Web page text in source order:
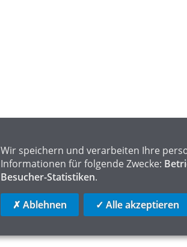
IMPRESSUM FAQ
HOME OF LOGISTICS
Wir speichern und verarbeiten Ihre
Informationen für folgende Zwecke:
Besucher-Statistiken.
✗ Ablehnen ✓ Alle akzeptieren